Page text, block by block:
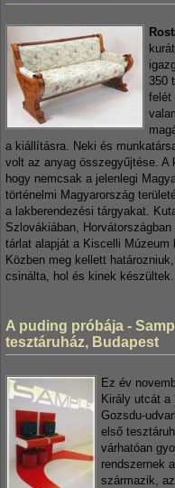
350
felét
a kiállításra. Neki és
volt az anyag összegyűjtése. A
hogy nemcsak a jelenlegi
történelmi Magyarország
a lakberendezési tárgyakat.
Szlovákiában,
tárlat alapját a Kiscelli Múzeum
Közben meg kellett
csinálta, hol és kinek készültek.
A puding próbája -
tesztáruház, Budapest
Ez év
Király utcát a
Gozsdu-
első
várhatóan
rendszernek
származik,